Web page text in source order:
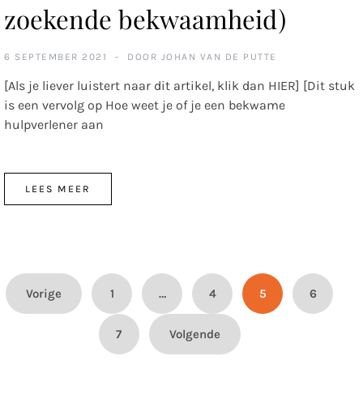
zoekende bekwaamheid)
6 SEPTEMBER 2021 DOOR JOHAN VAN DE PUTTE
[Als je liever luistert naar dit artikel, klik dan HIER] [Dit stuk
is een vervolg op Hoe weet je of je een bekwame
hulpverlener aan
LEES MEER
Vorige 1 … 4 5 6
7 Volgende